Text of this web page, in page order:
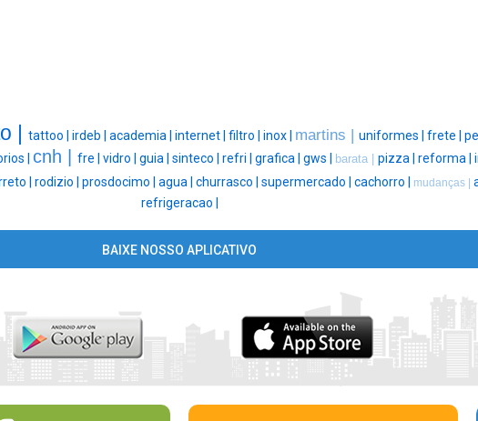
| tattoo | irdeb | academia | internet | filtro | inox | martins | uniformes | frete |
| cnh | fre | vidro | guia | sinteco | refri | grafica | gws | barata | pizza | reforma |
| rodizio | prosdocimo | agua | churrasco | supermercado | cachorro | mudanças |
refrigeracao |
BAIXE NOSSO APLICATIVO